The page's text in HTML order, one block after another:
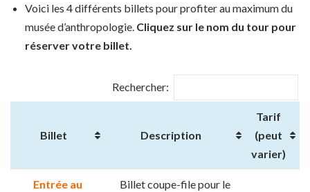
Voici les 4 différents billets pour profiter au maximum du
musée d’anthropologie. Cliquez sur le nom du tour pour
réserver votre billet.
Rechercher:
Billet Description
Tarif
(peut
varier)
Entrée au
Billet coupe-file pour le